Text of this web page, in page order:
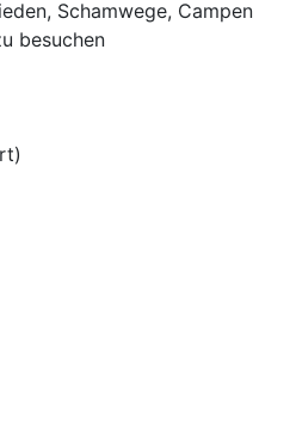
Schamwege, Campen